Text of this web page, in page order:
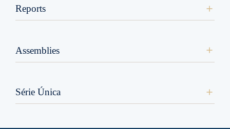
Reports
Assemblies
Série Única